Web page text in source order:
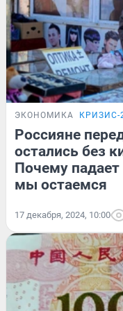
ЭКОНОМИКА КРИЗИС-
Россияне
остались без
Почему
мы остаемся
17 декабря, 2024, 10:00